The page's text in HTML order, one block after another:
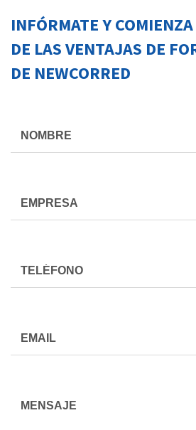
INFÓRMATE Y
DE LAS VENTAJAS DE
DE NEWCORRED